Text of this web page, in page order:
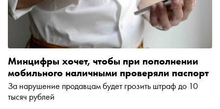
Минцифры хочет, чтобы при пополнении
мобильного наличными проверяли паспорт
За нарушение продавцам будет грозить штраф до 10
тысяч рублей